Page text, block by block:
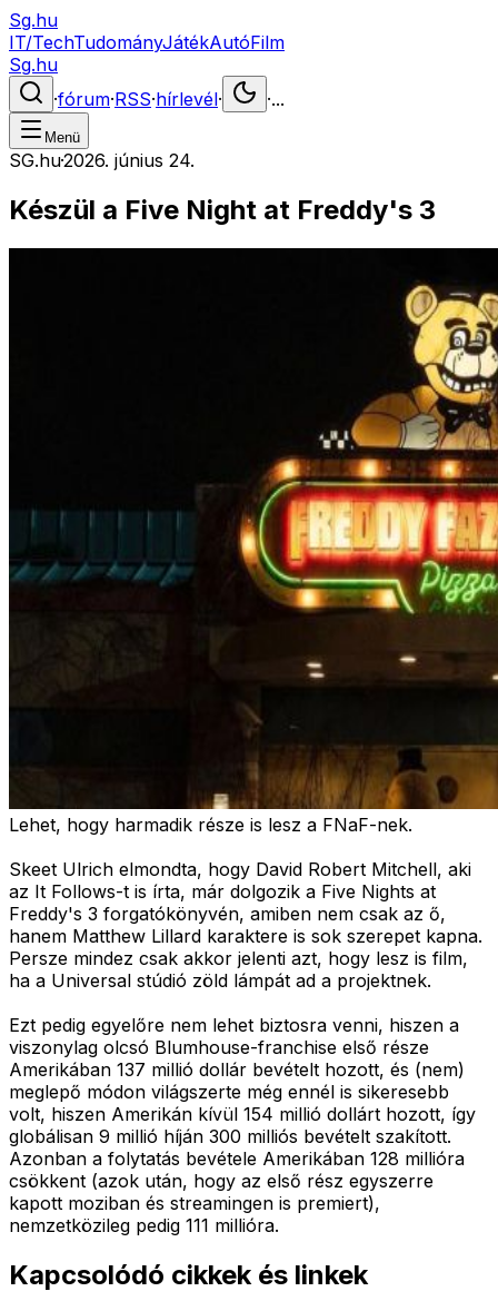
Sg.hu
IT/TechTudományJátékAutóFilm
Sg.hu
·fórum·RSS·hírlevél· ·...
Menü
SG.hu·2026. június 24.
Készül a Five Night at Freddy's 3
Lehet, hogy harmadik része is lesz a FNaF-nek.
Skeet Ulrich elmondta, hogy David Robert Mitchell, aki
az It Follows-t is írta, már dolgozik a Five Nights at
Freddy's 3 forgatókönyvén, amiben nem csak az ő,
hanem Matthew Lillard karaktere is sok szerepet kapna.
Persze mindez csak akkor jelenti azt, hogy lesz is film,
ha a Universal stúdió zöld lámpát ad a projektnek.
Ezt pedig egyelőre nem lehet biztosra venni, hiszen a
viszonylag olcsó Blumhouse-franchise első része
Amerikában 137 millió dollár bevételt hozott, és (nem)
meglepő módon világszerte még ennél is sikeresebb
volt, hiszen Amerikán kívül 154 millió dollárt hozott, így
globálisan 9 millió híján 300 milliós bevételt szakított.
Azonban a folytatás bevétele Amerikában 128 millióra
csökkent (azok után, hogy az első rész egyszerre
kapott moziban és streamingen is premiert),
nemzetközileg pedig 111 millióra.
Kapcsolódó cikkek és linkek